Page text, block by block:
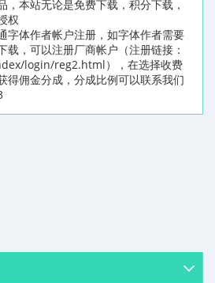
，本站无论是免费下载，积分下载，
权
字体作者帐户注册，如字体作者需要
载，可以注册厂商帐户（注册链接：
login/reg2.html），在选择收费
得佣金分成，分成比例可以联系我们